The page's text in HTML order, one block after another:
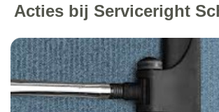
Acties bij Serviceright